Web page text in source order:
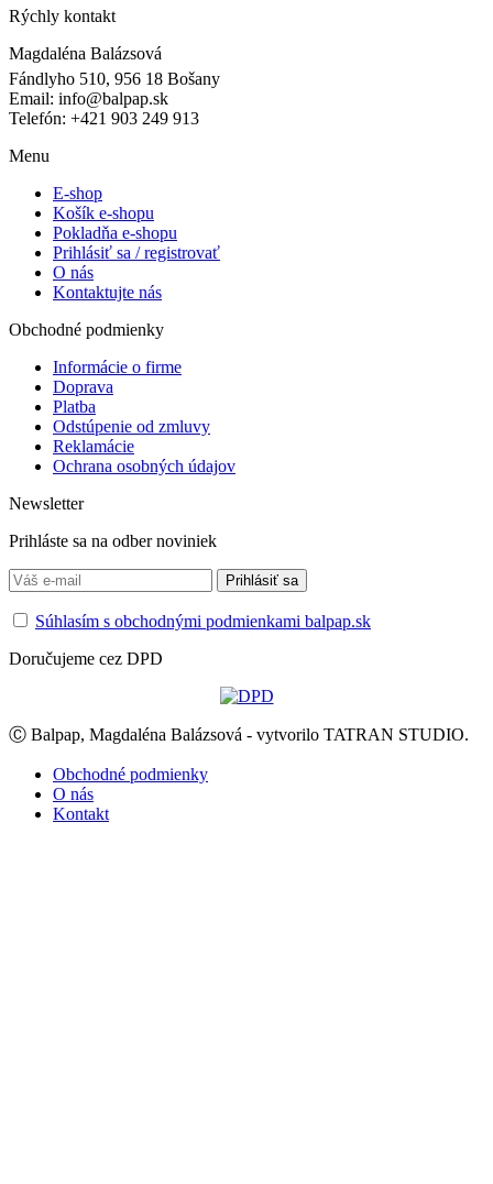
Rýchly kontakt
Magdaléna Balázsová
Fándlyho 510, 956 18 Bošany
Email: info@balpap.sk
Telefón: +421 903 249 913
Menu
E-shop
Košík e-shopu
Pokladňa e-shopu
Prihlásiť sa / registrovať
O nás
Kontaktujte nás
Obchodné podmienky
Informácie o firme
Doprava
Platba
Odstúpenie od zmluvy
Reklamácie
Ochrana osobných údajov
Newsletter
Prihláste sa na odber noviniek
Súhlasím s obchodnými podmienkami balpap.sk
Doručujeme cez DPD
Ⓒ Balpap, Magdaléna Balázsová - vytvorilo TATRAN STUDIO.
Obchodné podmienky
O nás
Kontakt